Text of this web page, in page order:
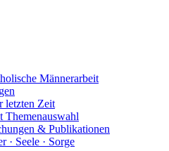
Männerarbeit
letzten Zeit
Themenauswahl
& Publikationen
· Seele · Sorge